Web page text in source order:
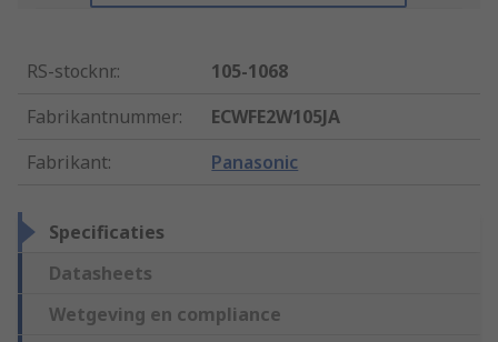
RS-stocknr.:
105-1068
Fabrikantnummer:
ECWFE2W105JA
Fabrikant: Panasonic
Specificaties
Datasheets
Wetgeving en compliance